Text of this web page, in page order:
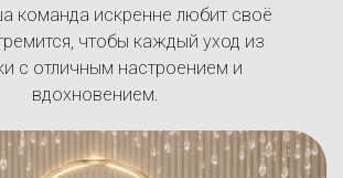
команда искренне любит своё
чтобы каждый уход из
с отличным настроением и
вдохновением.